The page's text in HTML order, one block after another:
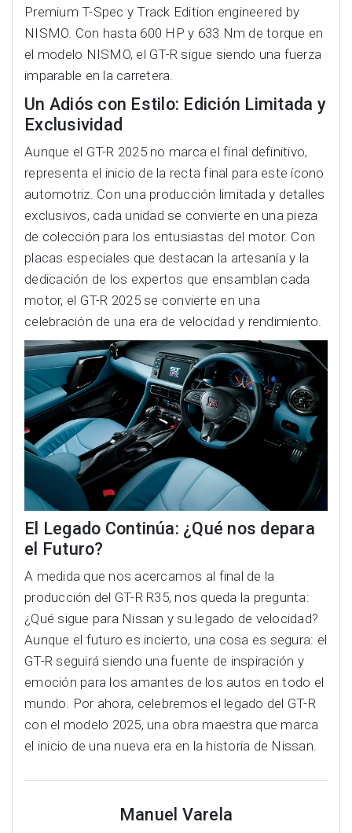
Premium T-Spec y Track Edition engineered by
NISMO. Con hasta 600 HP y 633 Nm de torque en
el modelo NISMO, el GT-R sigue siendo una fuerza
imparable en la carretera.
Un Adiós con Estilo: Edición Limitada y
Exclusividad
Aunque el GT-R 2025 no marca el final definitivo,
representa el inicio de la recta final para este ícono
automotriz. Con una producción limitada y detalles
exclusivos, cada unidad se convierte en una pieza
de colección para los entusiastas del motor. Con
placas especiales que destacan la artesanía y la
dedicación de los expertos que ensamblan cada
motor, el GT-R 2025 se convierte en una
celebración de una era de velocidad y rendimiento.
El Legado Continúa: ¿Qué nos depara
el Futuro?
A medida que nos acercamos al final de la
producción del GT-R R35, nos queda la pregunta:
¿Qué sigue para Nissan y su legado de velocidad?
Aunque el futuro es incierto, una cosa es segura: el
GT-R seguirá siendo una fuente de inspiración y
emoción para los amantes de los autos en todo el
mundo. Por ahora, celebremos el legado del GT-R
con el modelo 2025, una obra maestra que marca
el inicio de una nueva era en la historia de Nissan.
Manuel Varela